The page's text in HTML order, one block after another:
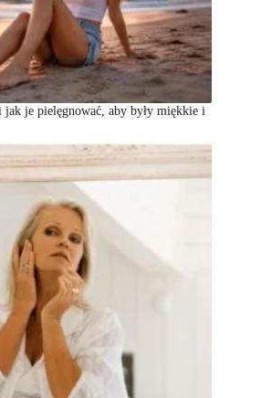
jak je pielęgnować, aby były miękkie i